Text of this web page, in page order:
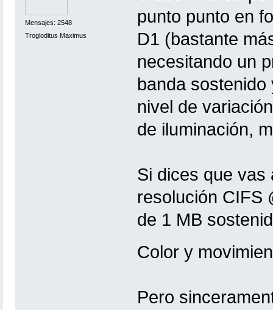
Mensajes: 2548
Trogloditus Maximus
punto punto en
D1 (bastante
necesitando un
banda
nivel de
de iluminación,
Si dices que vas
resolución CIFS
de 1 MB
Color y
Pero